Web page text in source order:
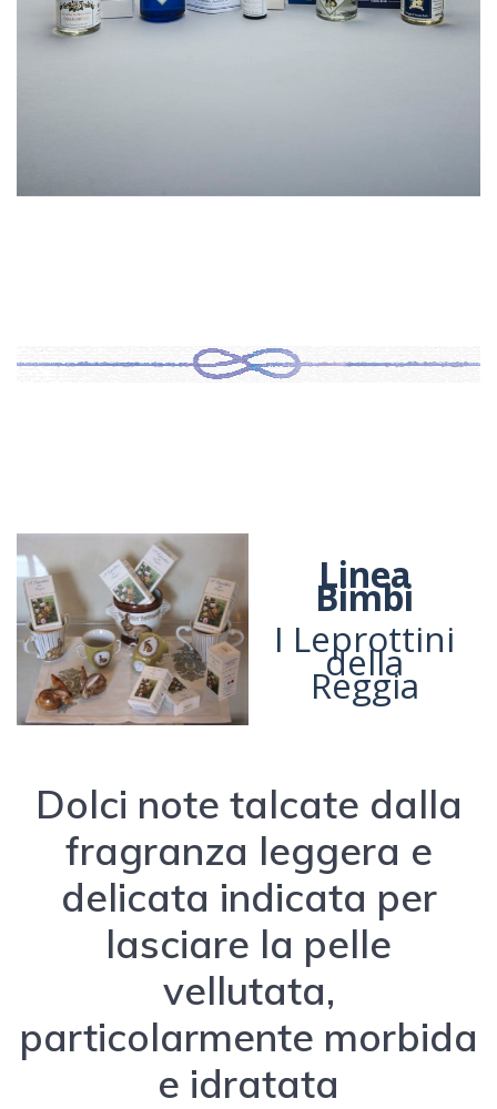
Linea
Bimbi
I Leprottini
della
Reggia
Dolci note talcate dalla
fragranza leggera e
delicata indicata per
lasciare la pelle
vellutata,
particolarmente morbida
e idratata